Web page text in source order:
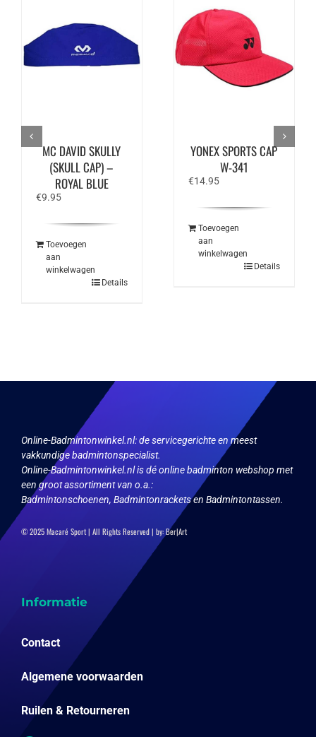
MC DAVID SKULLY
(SKULL CAP) –
ROYAL BLUE
€9.95
Toevoegen
aan
winkelwagen
Details
YONEX SPORTS CAP
W-341
€14.95
Toevoegen
aan
winkelwagen
Details
Online-Badmintonwinkel.nl:de servicegerichte en meest
vakkundige badmintonspecialist.
Online-Badmintonwinkel.nl is dé online badminton webshop met
een groot assortiment van o.a.:
Badmintonschoenen, Badmintonrackets en Badmintontassen.
© 2025 Macaré Sport | All Rights Reserved | by:Ber|Art
Informatie
Contact
Algemene voorwaarden
Ruilen & Retourneren